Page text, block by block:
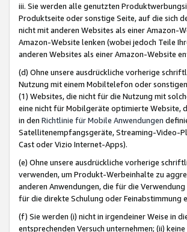
iii. Sie werden alle genutzten
Produktseite oder sonstige Seite, auf die sich
nicht mit anderen Websites als einer Amazon-
Amazon-Website lenken (wobei jedoch Teile
anderen Websites als einer Amazon-Website
(d) Ohne unsere ausdrückliche vorherige
Nutzung mit einem Mobiltelefon oder
(1) Websites, die nicht für die Nutzung mit
eine nicht für Mobilgeräte optimierte Website,
in den Richtlinie für Mobile Anwendungen
Satellitenempfangsgeräte, Streaming-Video-
Cast oder Vizio Internet-Apps).
(e) Ohne unsere ausdrückliche vorherige
verwenden, um Produkt-Werbeinhalte zu
anderen Anwendungen, die für die
für die direkte Schulung oder Feinabstimmung
(f) Sie werden (i) nicht in irgendeiner Weise in
entsprechenden Versuch unternehmen; (ii)